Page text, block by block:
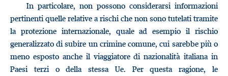
In particolare, non possono considerarsi informazioni
pertinenti quelle relative a rischi che non sono tutelati tramite
la protezione internazionale, quale ad esempio il rischio
generalizzato di subire un crimine comune, cui sarebbe più o
meno esposto anche il viaggiatore di nazionalità italiana in
Paesi terzi o della stessa Ue. Per questa ragione, le